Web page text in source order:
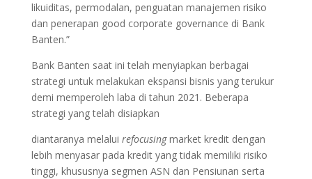
likuiditas, permodalan, penguatan manajemen risiko
dan penerapan good corporate governance di Bank
Banten.”
Bank Banten saat ini telah menyiapkan berbagai
strategi untuk melakukan ekspansi bisnis yang terukur
demi memperoleh laba di tahun 2021. Beberapa
strategi yang telah disiapkan
diantaranya melalui refocusingmarket kredit dengan
lebih menyasar pada kredit yang tidak memiliki risiko
tinggi, khususnya segmen ASN dan Pensiunan serta